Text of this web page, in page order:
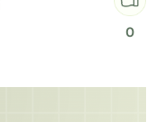
0